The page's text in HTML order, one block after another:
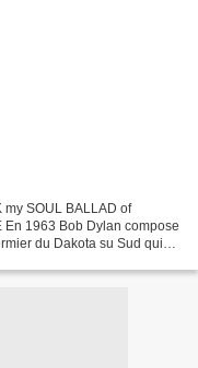
my SOUL BALLAD of
En 1963 Bob Dylan compose
du Dakota su Sud qui